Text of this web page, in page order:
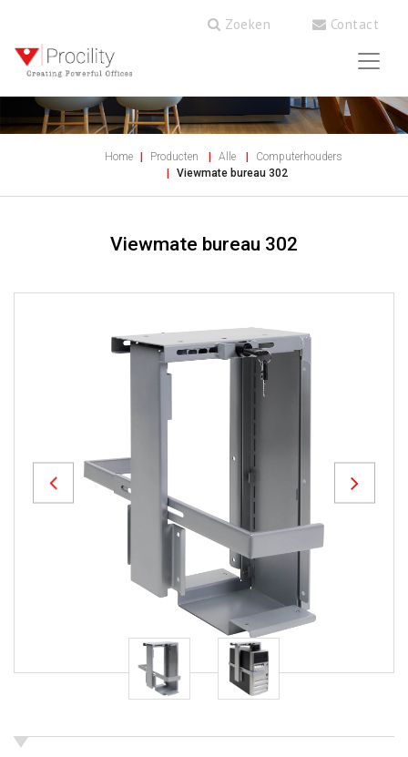
Zoeken Contact
Home Producten Alle
Computerhouders
Viewmate bureau 302
Viewmate bureau 302
Previous Next